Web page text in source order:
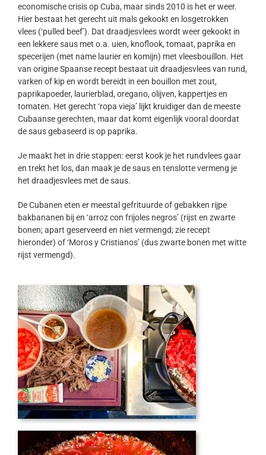
economische crisis op Cuba, maar sinds 2010 is het er weer.
Hier bestaat het gerecht uit mals gekookt en losgetrokken
vlees (‘pulled beef’). Dat draadjesvlees wordt weer gekookt in
een lekkere saus met o.a. uien, knoflook, tomaat, paprika en
specerijen (met name laurier en komijn) met vleesbouillon. Het
van origine Spaanse recept bestaat uit draadjesvlees van rund,
varken of kip en wordt bereidt in een bouillon met zout,
paprikapoeder, laurierblad, oregano, olijven, kappertjes en
tomaten. Het gerecht ‘ropa vieja’ lijkt kruidiger dan de meeste
Cubaanse gerechten, maar dat komt eigenlijk vooral doordat
de saus gebaseerd is op paprika.
Je maakt het in drie stappen: eerst kook je het rundvlees gaar
en trekt het los, dan maak je de saus en tenslotte vermeng je
het draadjesvlees met de saus.
De Cubanen eten er meestal gefrituurde of gebakken rijpe
bakbananen bij en ‘arroz con frijoles negros’ (rijst en zwarte
bonen; apart geserveerd en niet vermengd; zie recept
hieronder) of ‘Moros y Cristianos’ (dus zwarte bonen met witte
rijst vermengd).